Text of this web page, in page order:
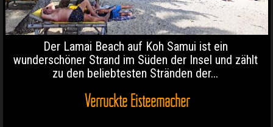
Der Lamai Beach auf Koh Samui ist ein
wunderschöner Strand im Süden der Insel und zählt
zu den beliebtesten Stränden der...
Verrückte Eisteemacher